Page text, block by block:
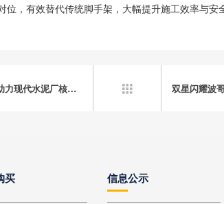
，有效替代传统脚手架，大幅提升施工效率与安
高效精准，稳如磐石——徐工XCA450_K全地面起重机助力现代水泥厂核心设备吊装 双星闪耀波

买 信息公示